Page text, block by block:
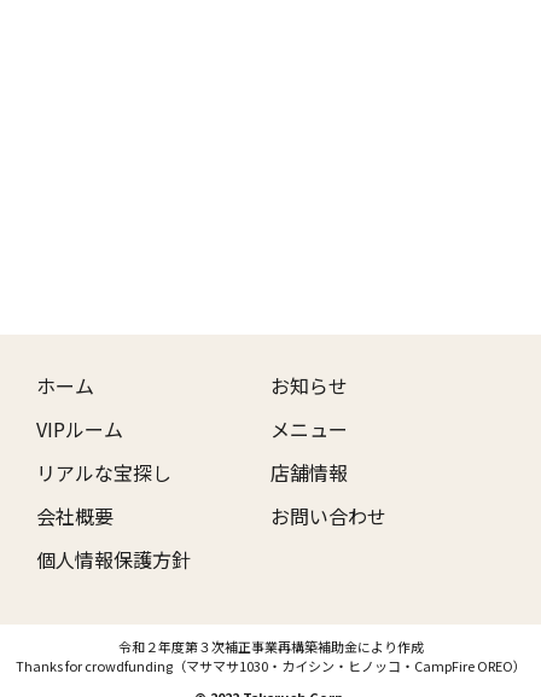
ホーム
お知らせ
VIPルーム
メニュー
リアルな宝探し
店舗情報
会社概要
お問い合わせ
個人情報保護方針
令和２年度第３次補正事業再構築補助金により作成
Thanks for crowdfunding（マサマサ1030・カイシン・ヒノッコ・CampFire OREO）